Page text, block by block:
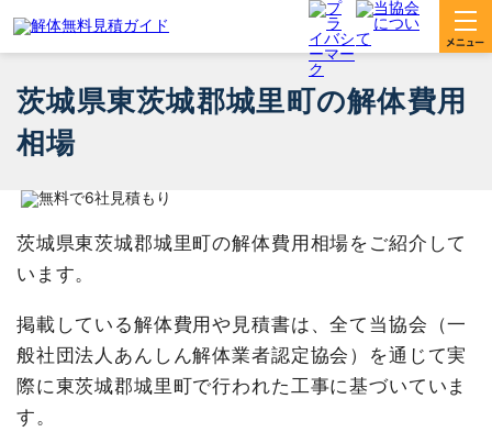
茨城県東茨城郡城里町の解体費用
相場
茨城県東茨城郡城里町の解体費用相場をご紹介して
います。
掲載している解体費用や見積書は、全て当協会（一
般社団法人あんしん解体業者認定協会）を通じて実
際に東茨城郡城里町で行われた工事に基づいていま
す。